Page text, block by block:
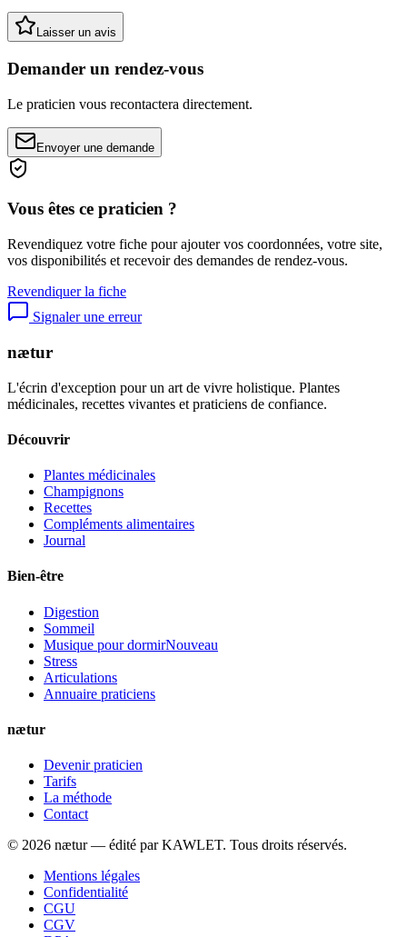
Laisser un avis
Demander un rendez-vous
Le praticien vous recontactera directement.
Envoyer une demande
Vous êtes ce praticien ?
Revendiquez votre fiche pour ajouter vos coordonnées, votre site,
vos disponibilités et recevoir des demandes de rendez-vous.
Revendiquer la fiche
Signaler une erreur
nætur
L'écrin d'exception pour un art de vivre holistique. Plantes
médicinales, recettes vivantes et praticiens de confiance.
Découvrir
Plantes médicinales
Champignons
Recettes
Compléments alimentaires
Journal
Bien-être
Digestion
Sommeil
Musique pour dormirNouveau
Stress
Articulations
Annuaire praticiens
nætur
Devenir praticien
Tarifs
La méthode
Contact
© 2026 nætur — édité par KAWLET. Tous droits réservés.
Mentions légales
Confidentialité
CGU
CGV